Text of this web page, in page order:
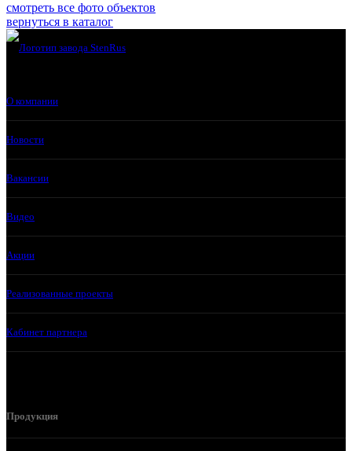
смотреть все фото объектов
вернуться в каталог
О компании
Новости
Вакансии
Видео
Акции
Реализованные проекты
Кабинет партнера
Продукция